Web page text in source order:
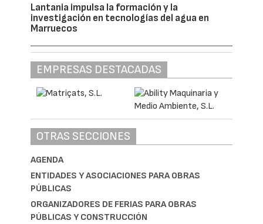
Lantania impulsa la formación y la
investigación en tecnologías del agua en
Marruecos
EMPRESAS DESTACADAS
OTRAS SECCIONES
AGENDA
ENTIDADES Y ASOCIACIONES PARA OBRAS
PÚBLICAS
ORGANIZADORES DE FERIAS PARA OBRAS
PÚBLICAS Y CONSTRUCCIÓN